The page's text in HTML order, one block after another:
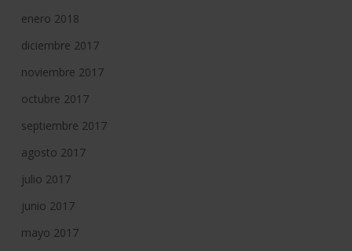
enero 2018
diciembre 2017
noviembre 2017
octubre 2017
septiembre 2017
agosto 2017
julio 2017
junio 2017
mayo 2017